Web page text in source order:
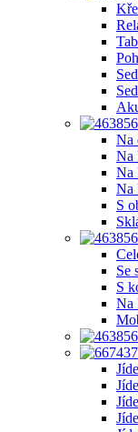
Na
Na
Na
Na
S
Se
S
Na